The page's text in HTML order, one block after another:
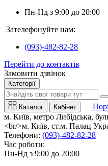
Пн-Нд з 9:00 до 20:00
Зателефонуйте нам:
(093)-482-82-28
Перейти до контактів
Замовити дзвінок
Категорії
Каталог Кабінет
м. Київ, метро Либідська,
<br/>м. Київ, ст.м. Палац
Телефони: (093)-482-82-28
Час роботи:
Пн-Нд з 9:00 до 20:00